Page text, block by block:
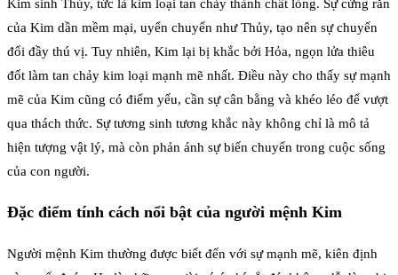
Kim sinh Thủy, tức là kim loại tan chảy thành chất lỏng. Sự cứng rắn
của Kim dần mềm mại, uyển chuyển như Thủy, tạo nên sự chuyển
đổi đầy thú vị. Tuy nhiên, Kim lại bị khắc bởi Hỏa, ngọn lửa thiêu
đốt làm tan chảy kim loại mạnh mẽ nhất. Điều này cho thấy sự mạnh
mẽ của Kim cũng có điểm yếu, cần sự cân bằng và khéo léo để vượt
qua thách thức. Sự tương sinh tương khắc này không chỉ là mô tả
hiện tượng vật lý, mà còn phản ánh sự biến chuyển trong cuộc sống
của con người.
Đặc điểm tính cách nổi bật của người mệnh Kim
Người mệnh Kim thường được biết đến với sự mạnh mẽ, kiên định